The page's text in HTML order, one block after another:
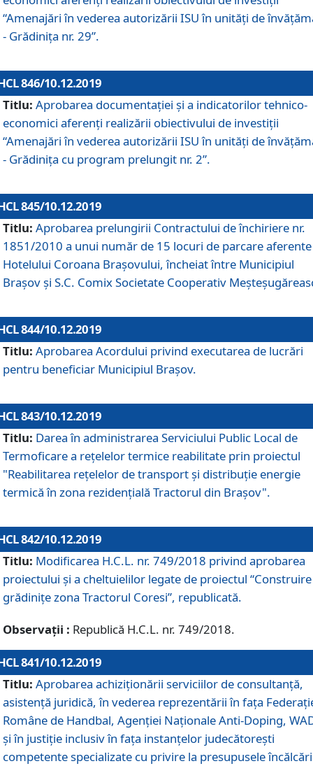
“Amenajări în vederea autorizării ISU în unități de
- Grădinița nr. 29”.
846/10.12.2019
Titlu: Aprobarea documentației și a indicatorilor tehnico-
economici aferenți realizării obiectivului de investiții
“Amenajări în vederea autorizării ISU în unități de
- Grădinița cu program prelungit nr. 2”.
845/10.12.2019
Titlu: Aprobarea prelungirii Contractului de închiriere nr.
1851/2010 a unui număr de 15 locuri de parcare aferente
Hotelului Coroana Brașovului, încheiat între Municipiul
Braşov şi S.C. Comix Societate Cooperativ
844/10.12.2019
Titlu: Aprobarea Acordului privind executarea de lucrări
pentru beneficiar Municipiul Brașov.
843/10.12.2019
Titlu: Darea în administrarea Serviciului Public Local de
Termoficare a rețelelor termice reabilitate prin proiectul
"Reabilitarea reţelelor de transport şi distribuţie energie
termică în zona rezidenţială Tractorul din Braşov".
842/10.12.2019
Titlu: Modificarea H.C.L. nr. 749/2018 privind aprobarea
proiectului și a cheltuielilor legate de proiectul “Construire
grădinițe zona Tractorul Coresi”, republicată.
Observații : Republică H.C.L. nr. 749/2018.
841/10.12.2019
Titlu: Aprobarea achiziționării serviciilor de consultanță,
asistență juridică, în vederea reprezentării în fața
Române de Handbal, Agenției Naționale Anti-Doping,
și în justiție inclusiv în fața instanțelor judecătorești
competente specializate cu privire la presupusele